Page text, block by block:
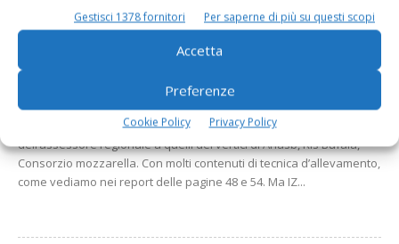
Gestisci 1378 fornitori Per saperne di più su questi scopi
Accetta
Preferenze
Cookie Policy Privacy Policy
Uscito IZ 4.2023, con un
dossier sulla filiera campana
della bufala
Questo numero di IZ si caratterizza per l’ampio dossier sulla filiera
campana della bufala, da pagina 34, con sei articoli, dall’intervento
dell’assessore regionale a quelli dei vertici di Anasb, Ris Bufala,
Consorzio mozzarella. Con molti contenuti di tecnica d’allevamento,
come vediamo nei report delle pagine 48 e 54. Ma IZ...